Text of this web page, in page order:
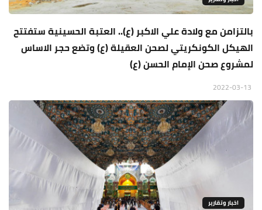
بالتزامن مع ولادة علي الاكبر (ع).. العتبة الحسينية ستفتتح
الهيكل الكونكريتي لصحن العقيلة (ع) وتضع حجر الاساس
لمشروع صحن الإمام الحسن (ع)
اخبار وتقارير